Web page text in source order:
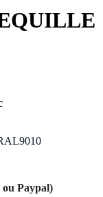
ou Paypal)